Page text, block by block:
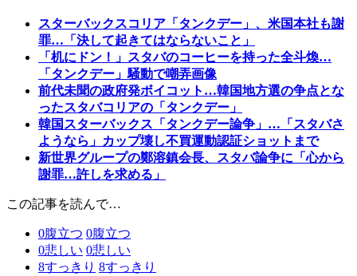
スターバックスコリア「タンクデー」、米国本社も謝
罪…「決して起きてはならないこと」
「机にドン！」スタバのコーヒーを持った全斗煥…
「タンクデー」騒動で嘲弄画像
前代未聞の政府発ボイコット…韓国地方選の争点とな
ったスタバコリアの「タンクデー」
韓国スターバックス「タンクデー論争」…「スタバさ
ようなら」カップ壊し不買運動認証ショットまで
新世界グループの鄭溶鎮会長、スタバ論争に「心から
謝罪…許しを求める」
この記事を読んで…
0腹立つ 0腹立つ
0悲しい 0悲しい
8すっきり 8すっきり